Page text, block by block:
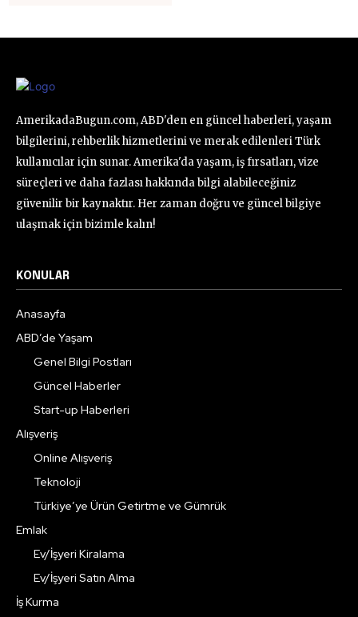
AmerikadaBugun.com, ABD'den en güncel haberleri, yaşam
bilgilerini, rehberlik hizmetlerini ve merak edilenleri Türk
kullanıcılar için sunar. Amerika'da yaşam, iş fırsatları, vize
süreçleri ve daha fazlası hakkında bilgi alabileceğiniz
güvenilir bir kaynaktır. Her zaman doğru ve güncel bilgiye
ulaşmak için bizimle kalın!
KONULAR
Anasayfa
ABD’de Yaşam
Genel Bilgi Postları
Güncel Haberler
Start-up Haberleri
Alışveriş
Online Alışveriş
Teknoloji
Türkiye’ye Ürün Getirtme ve Gümrük
Emlak
Ev/İşyeri Kiralama
Ev/İşyeri Satın Alma
İş Kurma